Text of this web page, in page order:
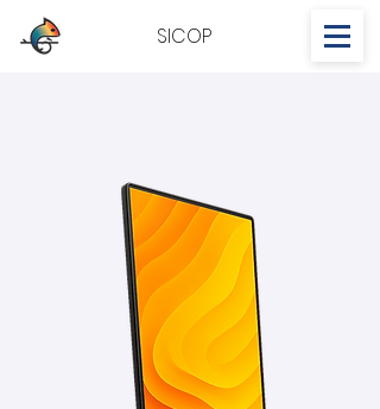
SICOP